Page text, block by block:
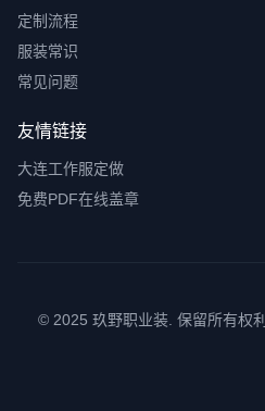
定制流程
服装常识
常见问题
友情链接
大连工作服定做
免费PDF在线盖章
© 2025 玖野职业装. 保留所有权利.